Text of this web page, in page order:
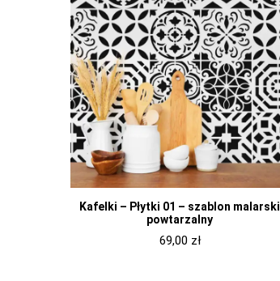
Kafelki – Płytki 01 – szablon malarski
powtarzalny
69,00 zł